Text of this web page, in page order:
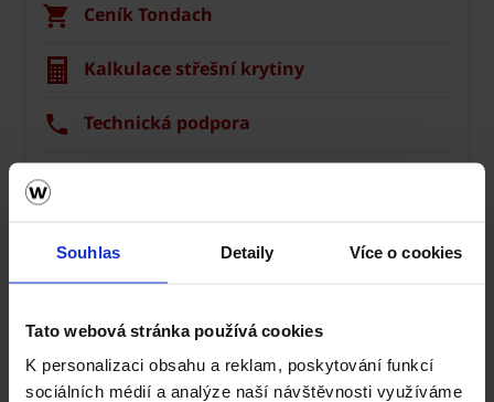
Souhlas Detaily Více o cookies
Tato webová stránka používá cookies
K personalizaci obsahu a reklam, poskytování funkcí
sociálních médií a analýze naší návštěvnosti využíváme
Ceník Tondach
Kalkulace střešní krytiny
Technická podpora
Registrace záruky All Inclusive
CAD Detaily střecha